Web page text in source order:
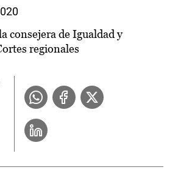
consejera de Igualdad y
regionales